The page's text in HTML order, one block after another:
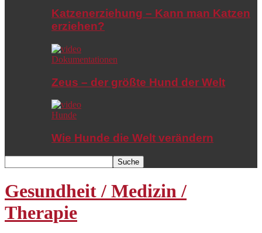
Katzenerziehung – Kann man Katzen
erziehen?
Dokumentationen
Zeus – der größte Hund der Welt
Hunde
Wie Hunde die Welt verändern
Gesundheit / Medizin /
Therapie